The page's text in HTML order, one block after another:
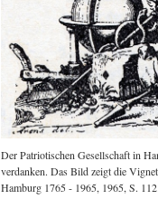
Der Patriotischen Gesellschaft in
verdanken. Das Bild zeigt die
Hamburg 1765 - 1965, 1965, S.